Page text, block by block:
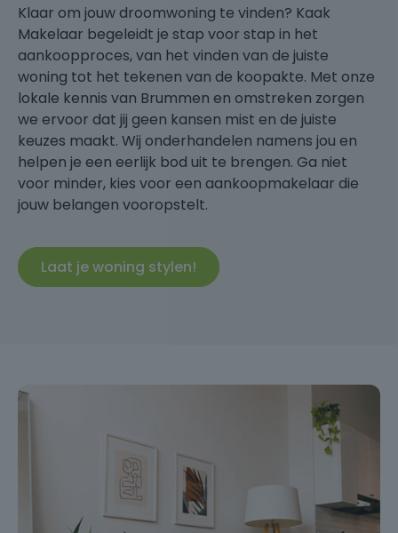
Klaar om jouw droomwoning te vinden? Kaak
Makelaar begeleidt je stap voor stap in het
aankoopproces, van het vinden van de juiste
woning tot het tekenen van de koopakte. Met onze
lokale kennis van Brummen en omstreken zorgen
we ervoor dat jij geen kansen mist en de juiste
keuzes maakt. Wij onderhandelen namens jou en
helpen je een eerlijk bod uit te brengen. Ga niet
voor minder, kies voor een aankoopmakelaar die
jouw belangen vooropstelt.
Laat je woning stylen!